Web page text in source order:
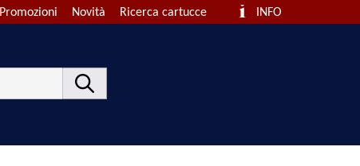
INFO
Ricerca cartucce
Novità
Promozioni